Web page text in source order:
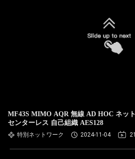
MF43S MIMO AQR 無線 AD HOC ネッ
センターレス 自己組織 AES128
特別ネットワーク 2024-11-04